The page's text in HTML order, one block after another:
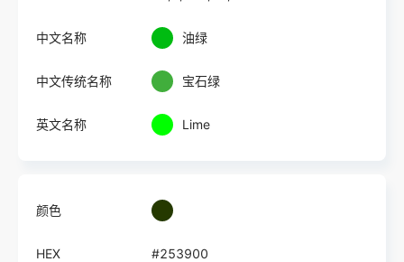
中文名称 油绿
中文传统名称 宝石绿
英文名称 Lime
颜色
HEX #253900